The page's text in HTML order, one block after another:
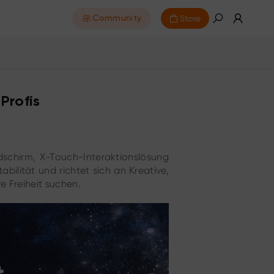
Community Store
X-Touch-Interaktionslösung
und richtet sich an Kreative,
Freiheit suchen.